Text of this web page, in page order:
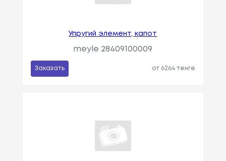
Упругий элемент, капот
meyle 28409100009
Заказать от 6264 тенге